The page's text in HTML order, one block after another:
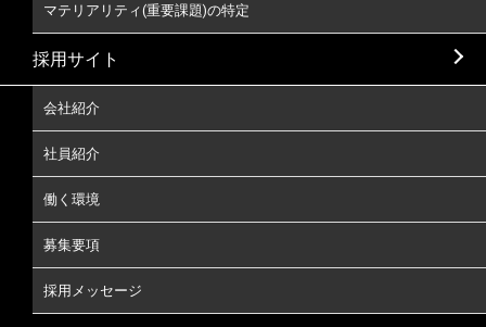
マテリアリティ(重要課題)の特定
採用サイト
会社紹介
社員紹介
働く環境
募集要項
採用メッセージ